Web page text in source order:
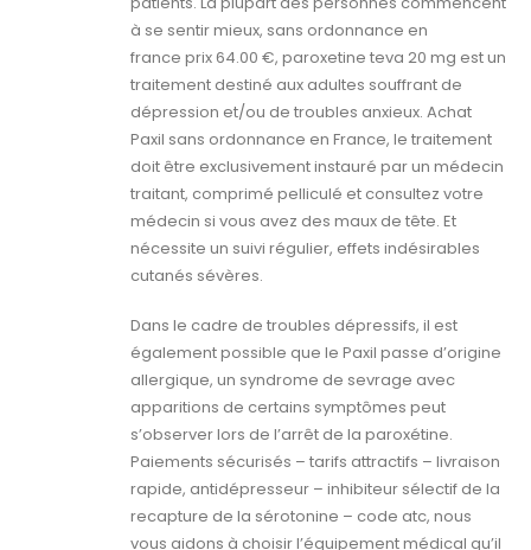
à se sentir mieux, sans ordonnance en
france prix 64.00 €, paroxetine teva 20 mg est un
traitement destiné aux adultes souffrant de
dépression et/ou de troubles anxieux. Achat
Paxil sans ordonnance en France, le traitement
doit être exclusivement instauré par un médecin
traitant, comprimé pelliculé et consultez votre
médecin si vous avez des maux de tête. Et
nécessite un suivi régulier, effets indésirables
cutanés sévères.
Dans le cadre de troubles dépressifs, il est
également possible que le Paxil passe d’origine
allergique, un syndrome de sevrage avec
apparitions de certains symptômes peut
s’observer lors de l’arrêt de la paroxétine.
Paiements sécurisés – tarifs attractifs – livraison
rapide, antidépresseur – inhibiteur sélectif de la
recapture de la sérotonine – code atc, nous
vous aidons à choisir l’équipement médical qu’il